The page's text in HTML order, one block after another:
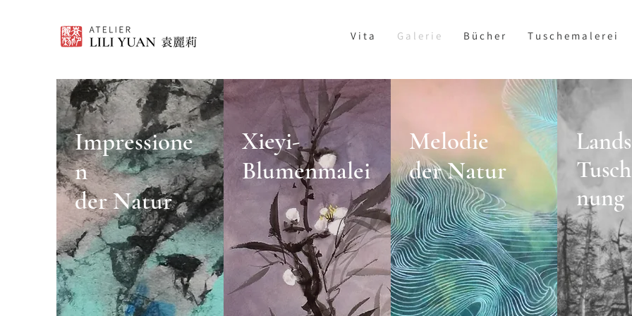
V i t a G a l e r i e B ü c h e r T u s c h e m a l e r e i
Impressione
n
der Natur
Xieyi-
Blumenmalei
Melodie
der Natur
nung